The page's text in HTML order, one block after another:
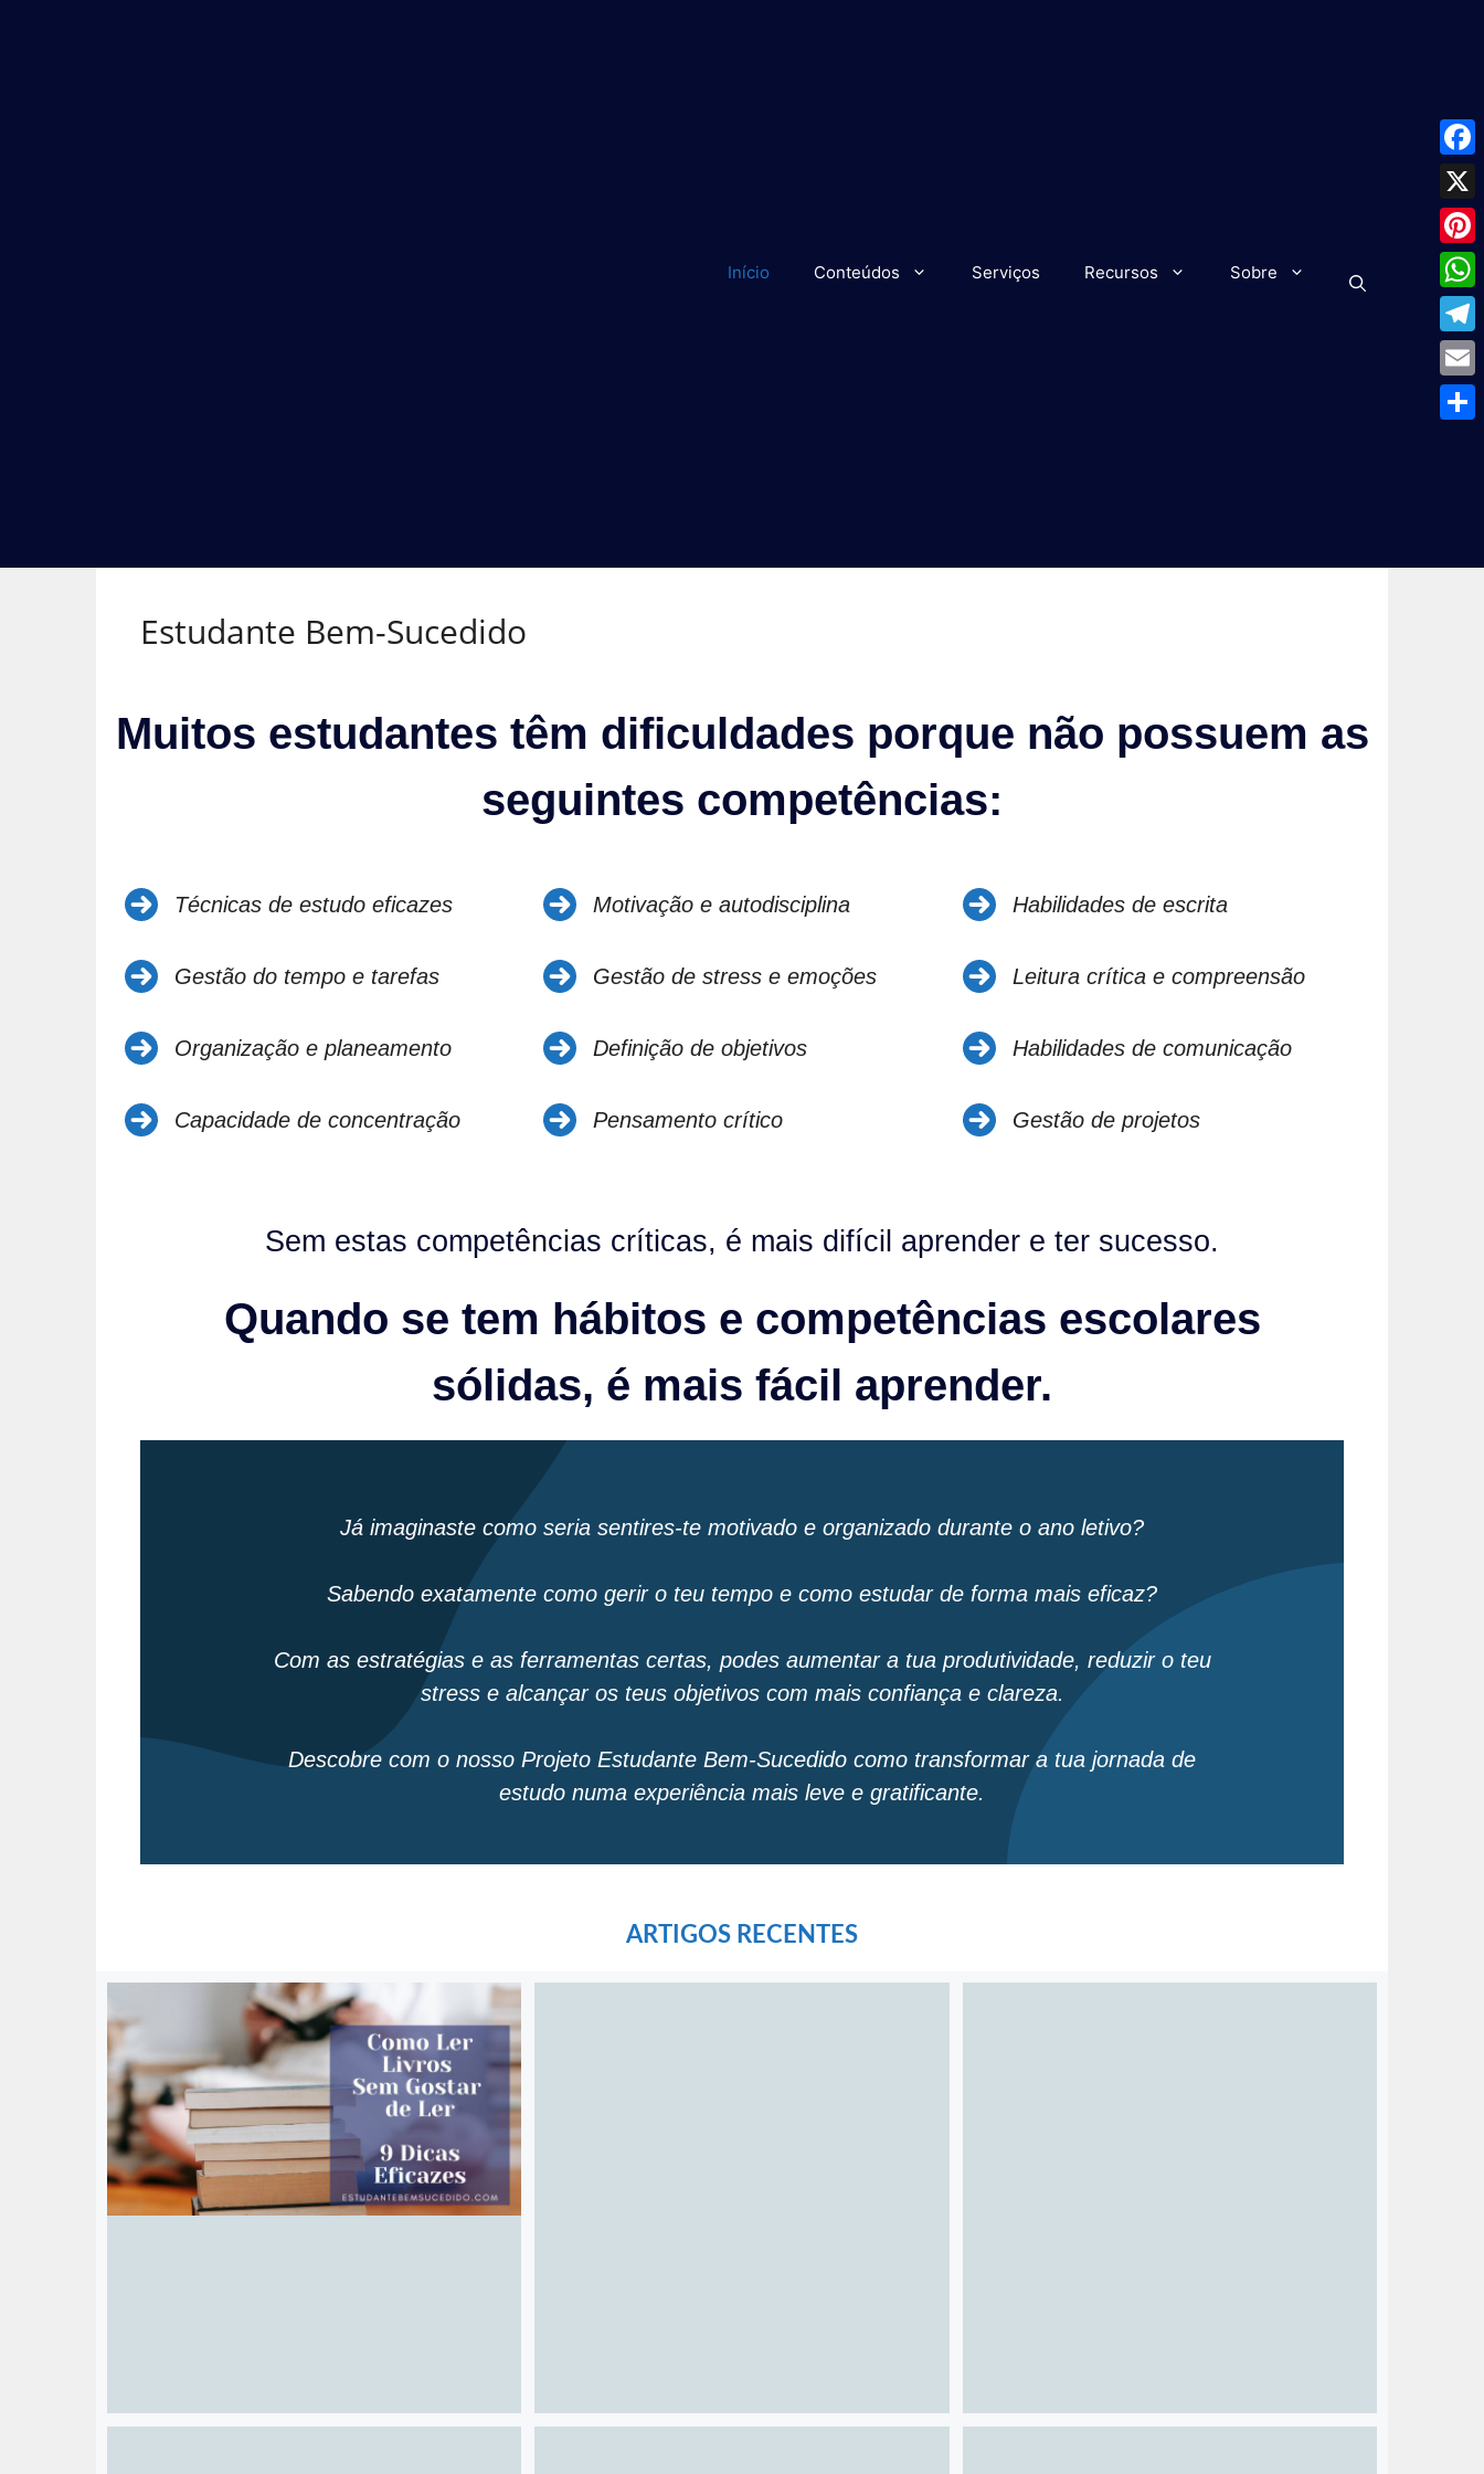
Início Conteúdos Serviços Recursos Sobre
Estudante Bem-Sucedido
Muitos estudantes têm dificuldades porque não possuem as
seguintes competências:
Técnicas de estudo eficazes
Gestão do tempo e tarefas
Organização e planeamento
Capacidade de concentração
Motivação e autodisciplina
Gestão de stress e emoções
Definição de objetivos
Pensamento crítico
Habilidades de escrita
Leitura crítica e compreensão
Habilidades de comunicação
Gestão de projetos
Sem estas competências críticas, é mais difícil aprender e ter sucesso.
Quando se tem hábitos e competências escolares
sólidas, é mais fácil aprender.
Já imaginaste como seria sentires-te motivado e organizado durante o ano letivo?
Sabendo exatamente como gerir o teu tempo e como estudar de forma mais eficaz?
Com as estratégias e as ferramentas certas, podes aumentar a tua produtividade, reduzir o teu
stress e alcançar os teus objetivos com mais confiança e clareza.
Descobre com o nosso Projeto Estudante Bem-Sucedido como transformar a tua jornada de
estudo numa experiência mais leve e gratificante.
ARTIGOS RECENTES
X